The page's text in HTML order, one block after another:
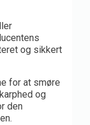
og sikkert
for at smøre
og
den